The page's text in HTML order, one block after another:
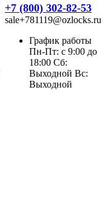
+7 (800) 302-82-53
sale+781119@ozlocks.ru
График работы
Пн-Пт: с 9:00 до
18:00 Сб:
Выходной Вс:
Выходной